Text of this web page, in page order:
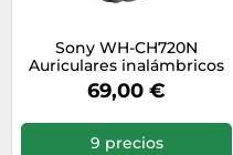
Sony WH-CH720N
Auriculares inalámbricos
con cancelación de ruido -
Negro
69,00 €
9 precios